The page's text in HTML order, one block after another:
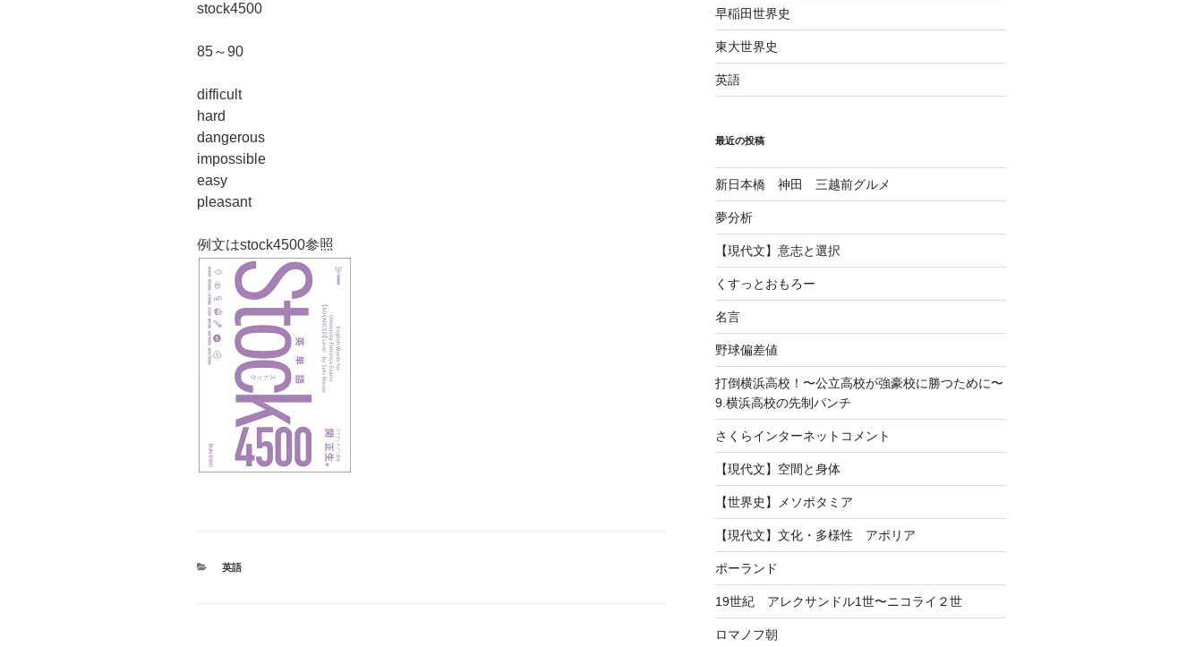
stock4500
85～90
difficult
hard
dangerous
impossible
easy
pleasant
例文はstock4500参照
カ
英語
早稲田世界史
東大世界史
英語
最近の投稿
新日本橋 神田 三越前グルメ
夢分析
【現代文】意志と選択
くすっとおもろー
名言
野球偏差値
打倒横浜高校！〜公立高校が強豪校に勝つために〜
9.横浜高校の先制パンチ
さくらインターネットコメント
【現代文】空間と身体
【世界史】メソポタミア
【現代文】文化・多様性 アポリア
ポーランド
19世紀 アレクサンドル1世〜ニコライ２世
ロマノフ朝